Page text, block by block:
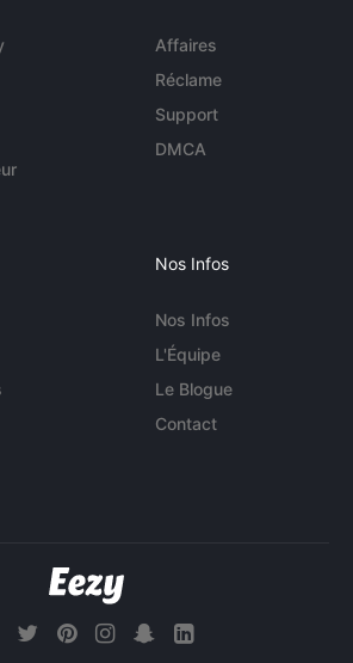
Affaires
Réclame
Support
DMCA
Nos Infos
Nos Infos
L'Équipe
Le Blogue
Contact